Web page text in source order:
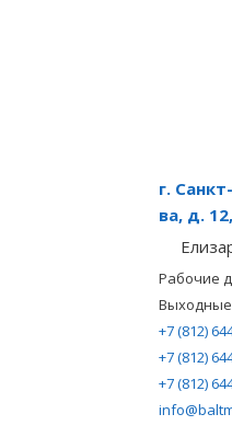
г.
ва, д.
Рабочие
+7 (812)
+7 (812)
+7 (812)